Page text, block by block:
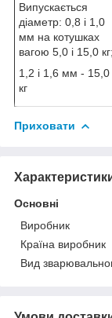
Випускається
діаметр: 0,8 і 1,0
мм на котушках
вагою 5,0 і 15,0 кг;
1,2 і 1,6 мм - 15,0
кг
Приховати
Основні
Виробник
Країна виробник
Вид